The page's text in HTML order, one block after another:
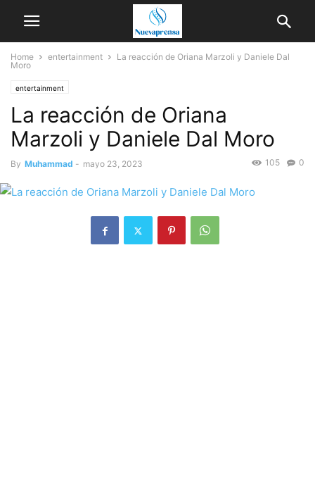
Home entertainment
La reacción de Oriana Marzoli y Daniele Dal
Moro
entertainment
La reacción de Oriana
Marzoli y Daniele Dal Moro
By Muhammad - mayo 23, 2023 0
105